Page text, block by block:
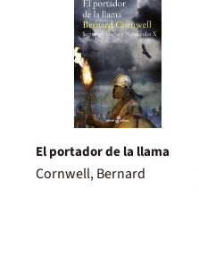
El portador de la llama
Cornwell, Bernard